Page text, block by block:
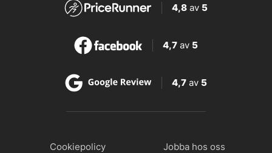
4,8 av 5
4,7 av 5
4,7 av 5
Cookiepolicy Jobba hos oss